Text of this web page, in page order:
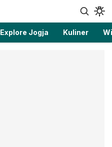
Terkini
Explore Jogja Kuliner